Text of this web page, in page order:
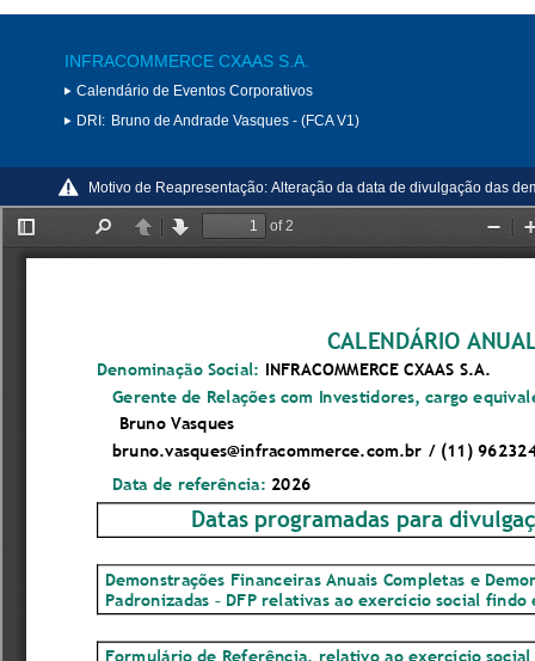
INFRACOMMERCE CXAAS S.A.
Calendário de Eventos Corporativos
DRI: Bruno de Andrade Vasques - (FCA V1)
Motivo de Reapresentação: Alteração da data de divulgação das